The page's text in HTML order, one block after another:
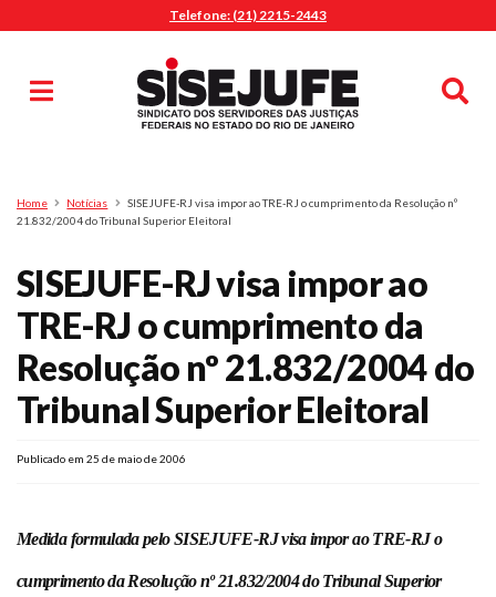
Telefone: (21) 2215-2443
Pesquisa
Home Notícias
SISEJUFE-RJ visa impor ao TRE-RJ o cumprimento da Resolução nº
21.832/2004 do Tribunal Superior Eleitoral
SISEJUFE-RJ visa impor ao
TRE-RJ o cumprimento da
Resolução nº 21.832/2004 do
Tribunal Superior Eleitoral
Publicado em 25 de maio de 2006
Medida formulada pelo SISEJUFE-RJ visa impor ao TRE-RJ o
cumprimento da Resolução nº 21.832/2004 do Tribunal Superior
MENU
Sindicalize-se
Jurídico
O Sindicato
Agenda
Casa do Alto
Sede Campestre
Nossos Convênios
Gympass Wellhub
Assistência Funeral
Pós-graduação